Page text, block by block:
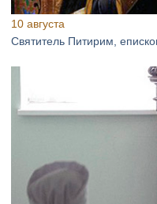
10 августа
Святитель Питирим,